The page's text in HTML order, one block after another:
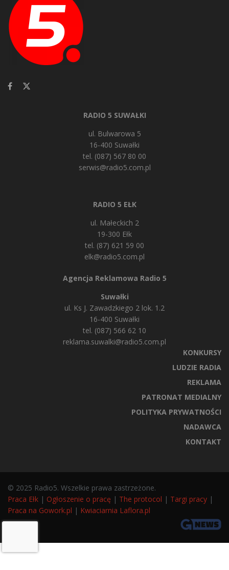
RADIO 5 SUWAŁKI
ul. Bulwarowa 5
16-400 Suwałki
tel. (087) 567 80 00
serwis@radio5.com.pl
RADIO 5 EŁK
ul. Małeckich 2
19-300 Ełk
tel. (87) 621 59 00
elk@radio5.com.pl
Agencja Reklamowa Radio 5
Suwałki
ul. Ks J. Zawadzkiego 2 lok. 1.2
16-400 Suwałki
tel. (087) 566 62 10
reklama.suwalki@radio5.com.pl
KONKURSY
LUDZIE RADIA
REKLAMA
PATRONAT MEDIALNY
POLITYKA PRYWATNOŚCI
NADAWCA
KONTAKT
© 2025 Radio5. Wszelkie prawa zastrzeżone.
Praca Ełk | Ogłoszenie o pracę | The protocol | Targi pracy |
Praca na Gowork.pl | Kwiaciarnia Laflora.pl